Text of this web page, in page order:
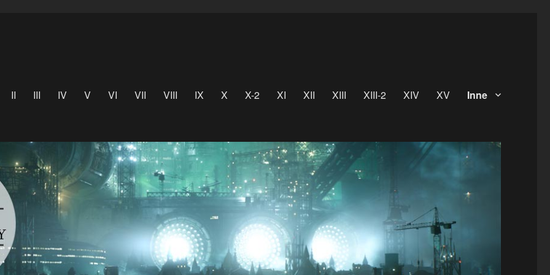
II III IV V VI VII VIII IX X X-2 XI XII XIII XIII-2 XIV XV Inne